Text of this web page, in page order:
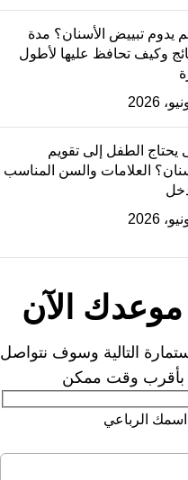
يدوم تبييض الأسنان؟ مدة
وكيف تحافظ عليها لأطول
يحتاج الطفل إلى تقويم
العلامات والسن المناسب
موعدك الآن
التالية وسوف نتواصل
وقت ممكن
الرباعي